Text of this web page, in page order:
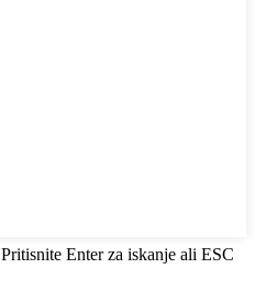
Pritisnite Enter za iskanje ali ESC